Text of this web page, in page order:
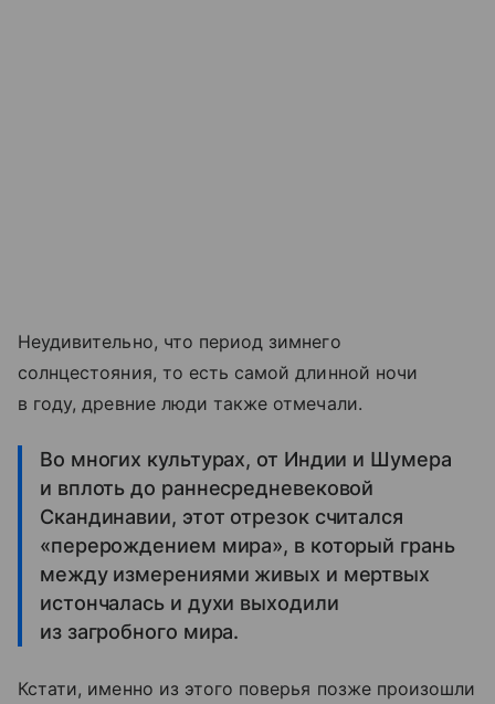
Неудивительно, что период зимнего
солнцестояния, то есть самой длинной ночи
в году, древние люди также отмечали.
Во многих культурах, от Индии и Шумера
и вплоть до раннесредневековой
Скандинавии, этот отрезок считался
«перерождением мира», в который грань
между измерениями живых и мертвых
истончалась и духи выходили
из загробного мира.
Кстати, именно из этого поверья позже произошли